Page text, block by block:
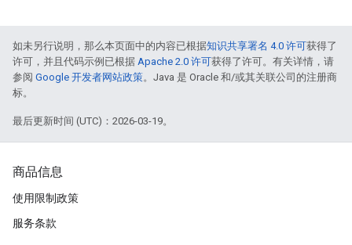
如未另行说明，那么本页面中的内容已根据知识共享署名 4.0 许可获得了
许可，并且代码示例已根据 Apache 2.0 许可获得了许可。有关详情，请
参阅 Google 开发者网站政策。Java 是 Oracle 和/或其关联公司的注册商
标。
最后更新时间 (UTC)：2026-03-19。
商品信息
使用限制政策
服务条款